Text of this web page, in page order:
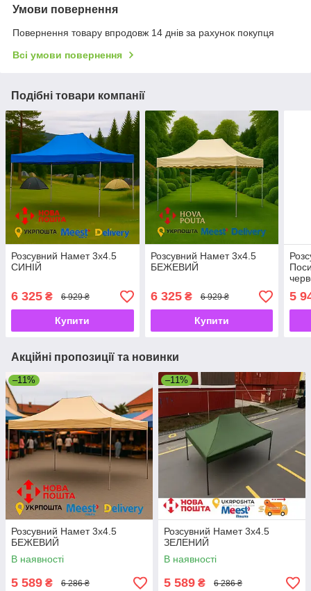
Умови повернення
Повернення товару впродовж 14 днів за рахунок покупця
Всі умови повернення
Подібні товари компанії
Розсувний Намет 3х4.5
СИНІЙ
6 325 ₴ 6 929 ₴
Купити
Розсувний Намет 3х4.5
БЕЖЕВИЙ
6 325₴ 6 929 ₴
Купити
5
Акційні пропозиції та новинки
–11%
Розсувний Намет 3х4.5
БЕЖЕВИЙ
В наявності
5 589 ₴ 6 286 ₴
–11%
Розсувний Намет 3х4.5
ЗЕЛЕНИЙ
В наявності
5 589 ₴ 6 286 ₴